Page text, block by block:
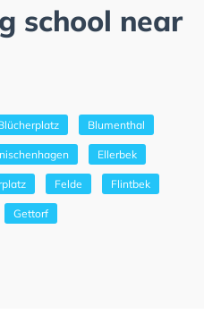
school near
Blumenthal
Ellerbek
Felde Flintbek
Gettorf